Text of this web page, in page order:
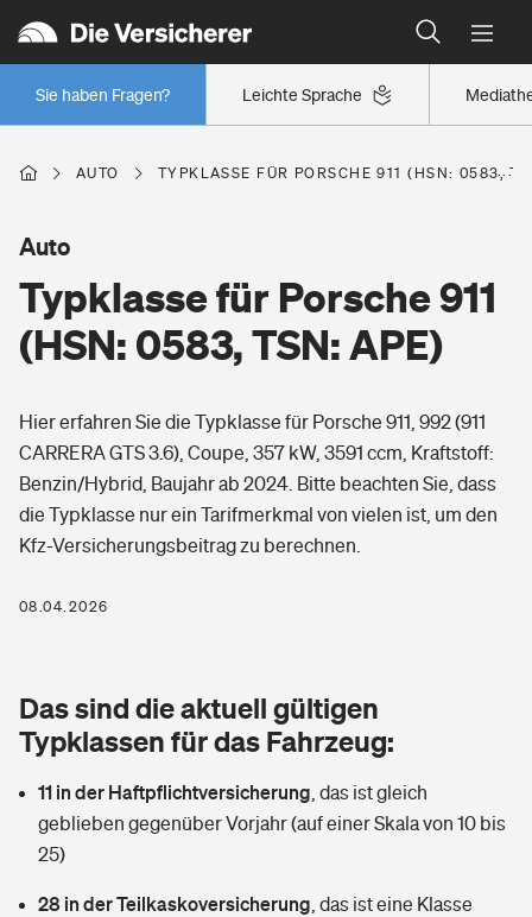
Leichte Sprache
Sie haben Fragen?
Wer versichert was: Jetzt Versicherer finden
Regionalklassen: So ist Ihre Region eingestuft
Wer versichert was: Jetzt Versicherer finden
Berufsunfähigkeitsversicherung
Erwerbsunfähigkeitsversicherung
Grundfähigkeitsversicherung
Arbeitsrechtsschutz
Berufshaftpflichtversicherung
Zur Übersicht
Tools
Wer versichert was: Jetzt Versicherer finden
Sie haben Fragen?
Wohnen
Elementarversicherung
Glasversicherung
Mietkautionsversicherung
Restkreditversicherung
Freizeit
Pri­vate Haft­pflicht­
Kinderunfall­ver­si­che­rung
Kinderinvalidität
Gesundheit
Private Krankenversicherung
Dread-Disease-Versicherung
Tierkrankenversicherung
Zur Übersicht
AUTO TYPKLASSE FÜR PORSCHE 911 (HSN: 0583,
Typklasse für Porsche 911
(HSN: 0583, TSN: APE)
Auto
Hier erfahren Sie die Typklasse für Porsche 911, 992 (911
CARRERA GTS 3.6), Coupe, 357 kW, 3591 ccm, Kraftstoff:
Benzin/Hybrid, Baujahr ab 2024. Bitte beachten Sie, dass
die Typklasse nur ein Tarifmerkmal von vielen ist, um den
Kfz-Versicherungsbeitrag zu berechnen.
08.04.2026
Das sind die aktuell gültigen
Typklassen für das Fahrzeug:
11 in der Haftpflichtversicherung das ist gleich
geblieben gegenüber Vorjahr (auf einer Skala von 10 bis
25)
28 in der Teilkaskoversicherung das ist eine Klasse